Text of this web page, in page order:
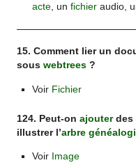
acte, un fichieraudio,
15. Comment lier un
souswebtrees ?
Voir Fichier
124. Peut-onajouterdes
illustrer l’arbre
Voir Image